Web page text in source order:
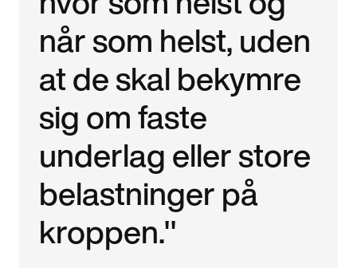
når som helst, uden
at de skal bekymre
sig om faste
underlag eller store
belastninger på
kroppen."